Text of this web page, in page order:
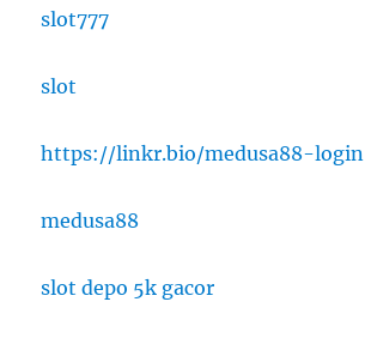
slot777
slot
https://linkr.bio/medusa88-login
medusa88
slot depo 5k gacor